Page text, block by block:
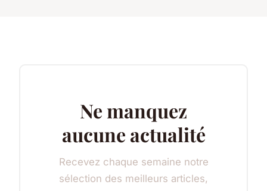
Ne manquez
aucune actualité
Recevez chaque semaine notre
sélection des meilleurs articles,